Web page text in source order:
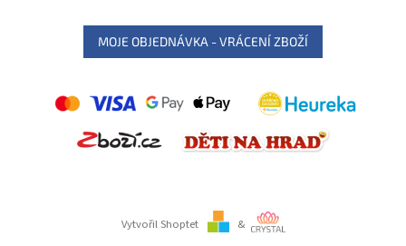
MOJE OBJEDNÁVKA - VRÁCENÍ ZBOŽÍ
Vytvořil Shoptet &